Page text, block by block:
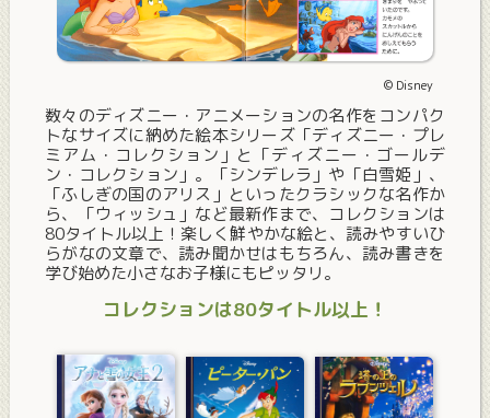
© Disney
数々のディズニー・アニメーションの名作をコンパク
トなサイズに納めた絵本シリーズ「ディズニー・プレ
ミアム・コレクション」と「ディズニー・ゴールデ
ン・コレクション」。「シンデレラ」や「白雪姫」、
「ふしぎの国のアリス」といったクラシックな名作か
ら、「ウィッシュ」など最新作まで、コレクションは
80タイトル以上！楽しく鮮やかな絵と、読みやすいひ
らがなの文章で、読み聞かせはもちろん、読み書きを
学び始めた小さなお子様にもピッタリ。
コレクションは80タイトル以上！